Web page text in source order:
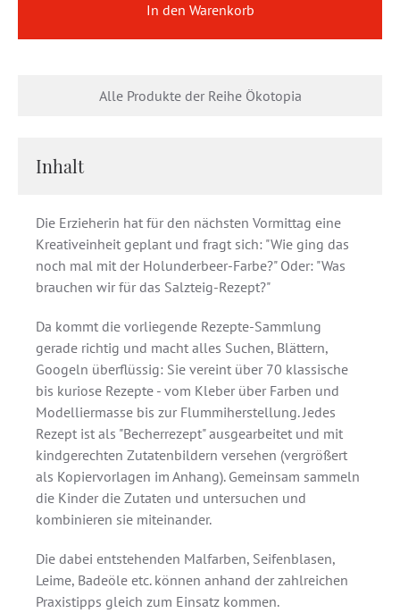
Alle Produkte der Reihe Ökotopia
In den Warenkorb
Inhalt
Die Erzieherin hat für den nächsten Vormittag eine
Kreativeinheit geplant und fragt sich: "Wie ging das
noch mal mit der Holunderbeer-Farbe?" Oder: "Was
brauchen wir für das Salzteig-Rezept?"
Da kommt die vorliegende Rezepte-Sammlung
gerade richtig und macht alles Suchen, Blättern,
Googeln überflüssig: Sie vereint über 70 klassische
bis kuriose Rezepte - vom Kleber über Farben und
Modelliermasse bis zur Flummiherstellung. Jedes
Rezept ist als "Becherrezept" ausgearbeitet und mit
kindgerechten Zutatenbildern versehen (vergrößert
als Kopiervorlagen im Anhang). Gemeinsam sammeln
die Kinder die Zutaten und untersuchen und
kombinieren sie miteinander.
Die dabei entstehenden Malfarben, Seifenblasen,
Leime, Badeöle etc. können anhand der zahlreichen
Praxistipps gleich zum Einsatz kommen.